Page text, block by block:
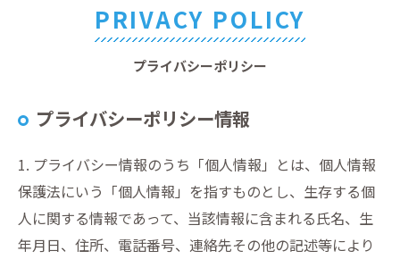
プライバシーポリシー
PRIVACY POLICY
プライバシーポリシー情報
1. プライバシー情報のうち「個人情報」とは、個人情報
保護法にいう「個人情報」を指すものとし、生存する個
人に関する情報であって、当該情報に含まれる氏名、生
年月日、住所、電話番号、連絡先その他の記述等により